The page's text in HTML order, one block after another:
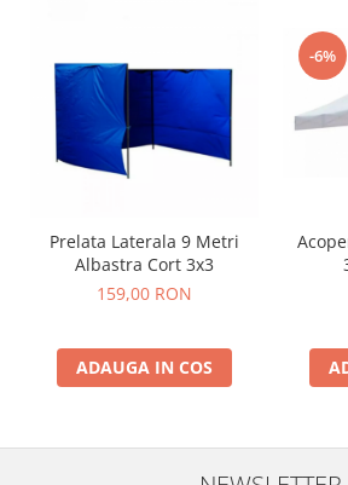
Prelata Laterala 9 Metri
Albastra Cort 3x3
159,00 RON
ADAUGA IN COS
-6%